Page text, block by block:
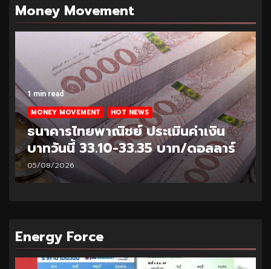
Money Movement
1 min read
MONEY MOVEMENT HOT NEWS
ธนาคารไทยพาณิชย์ ประเมินค่าเงิน
บาทวันนี้ 33.10-33.35 บาท/ดอลลาร์
05/08/2026
Energy Force